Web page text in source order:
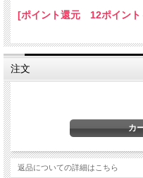
ギフトラッピングにつ
全商品無料で簡易ラッピングの上お
大切な贈り物の場合は革のチャーム
[ポイント還元 12ポイント
注文
返品についての詳細はこちら